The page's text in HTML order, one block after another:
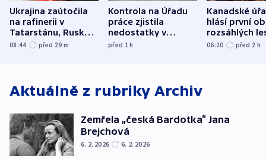
Ukrajina zaútočila
na rafinerii v
Tatarstánu, Rusko
udeřilo na Sumy a
08:44 před 29 m
Kontrola na Úřadu
práce zjistila
nedostatky v
účetnictví za 5,6
před 1h
Kanadské
hlásí první
rozsáhlých
požárů
06:20 před 2 h
Aktuálně z rubriky Archiv
Zemřela „česká Bardotka“ Jana
Brejchová
6. 2. 2026 6. 2. 2026